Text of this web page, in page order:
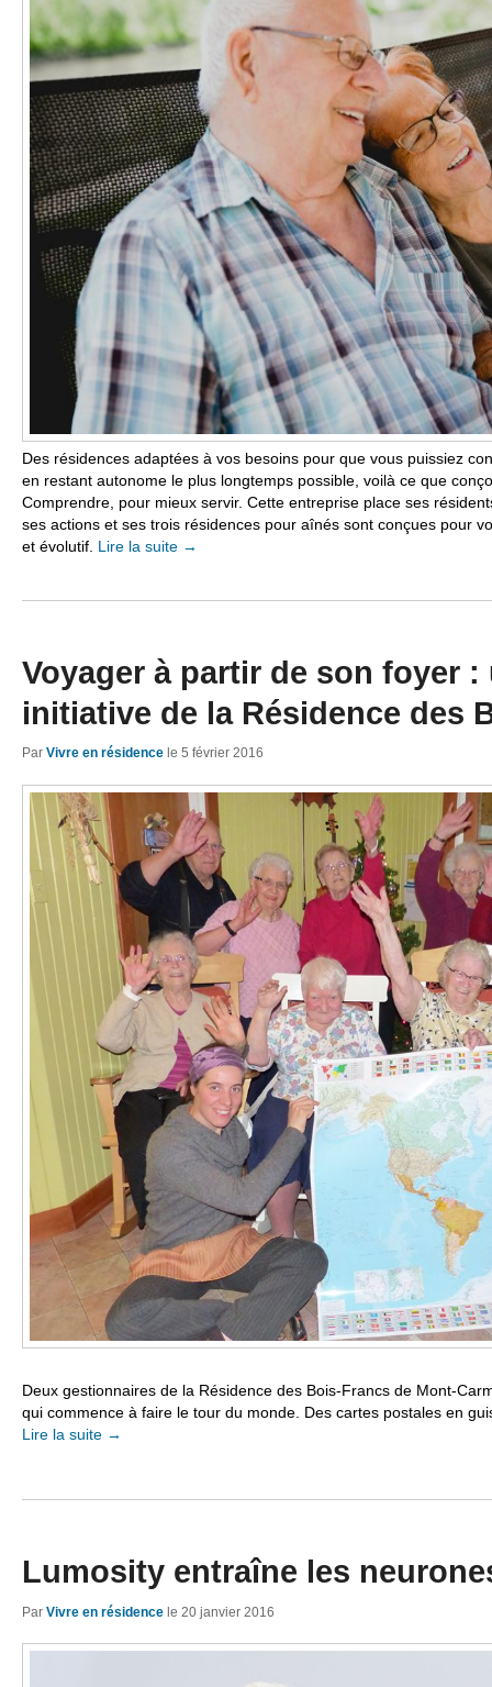
Des résidences adaptées à vos besoins pour que vous puissiez
en restant autonome le plus longtemps possible, voilà ce que
Comprendre, pour mieux servir. Cette entreprise place ses
ses actions et ses trois résidences pour aînés sont conçues pour
et évolutif. Lire la suite →
Voyager à partir de son foyer :
initiative de la Résidence des
Par Vivre en résidence le 5 février 2016
Deux gestionnaires de la Résidence des Bois-Francs de Mont-
qui commence à faire le tour du monde. Des cartes postales en
Lire la suite →
Lumosity entraîne les
Par Vivre en résidence le 20 janvier 2016